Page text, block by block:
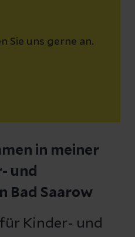
Sie uns gerne an.
in meiner
und
Bad Saarow
für Kinder- und